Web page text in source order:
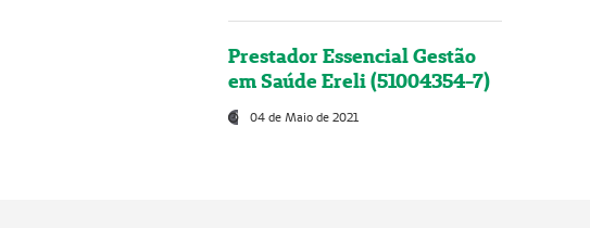
Prestador Essencial Gestão
em Saúde Ereli (51004354-7)
04 de Maio de 2021